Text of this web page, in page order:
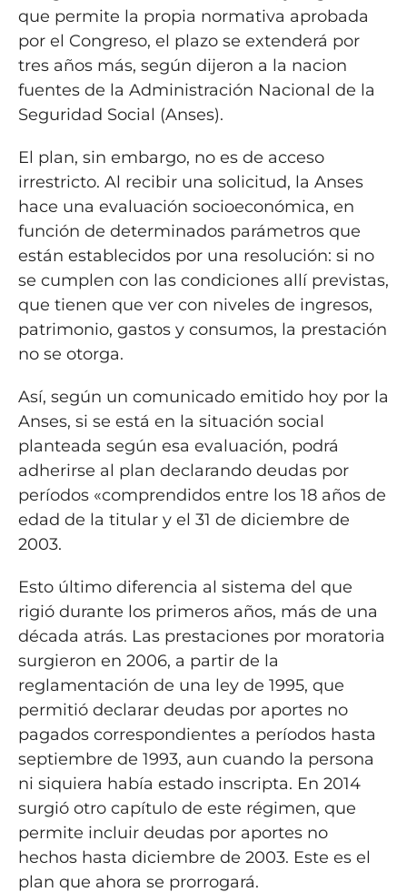
que permite la propia normativa aprobada
por el Congreso, el plazo se extenderá por
tres años más, según dijeron a la nacion
fuentes de la Administración Nacional de la
Seguridad Social (Anses).
El plan, sin embargo, no es de acceso
irrestricto. Al recibir una solicitud, la Anses
hace una evaluación socioeconómica, en
función de determinados parámetros que
están establecidos por una resolución: si no
se cumplen con las condiciones allí previstas,
que tienen que ver con niveles de ingresos,
patrimonio, gastos y consumos, la prestación
no se otorga.
Así, según un comunicado emitido hoy por la
Anses, si se está en la situación social
planteada según esa evaluación, podrá
adherirse al plan declarando deudas por
períodos «comprendidos entre los 18 años de
edad de la titular y el 31 de diciembre de
2003.
Esto último diferencia al sistema del que
rigió durante los primeros años, más de una
década atrás. Las prestaciones por moratoria
surgieron en 2006, a partir de la
reglamentación de una ley de 1995, que
permitió declarar deudas por aportes no
pagados correspondientes a períodos hasta
septiembre de 1993, aun cuando la persona
ni siquiera había estado inscripta. En 2014
surgió otro capítulo de este régimen, que
permite incluir deudas por aportes no
hechos hasta diciembre de 2003. Este es el
plan que ahora se prorrogará.